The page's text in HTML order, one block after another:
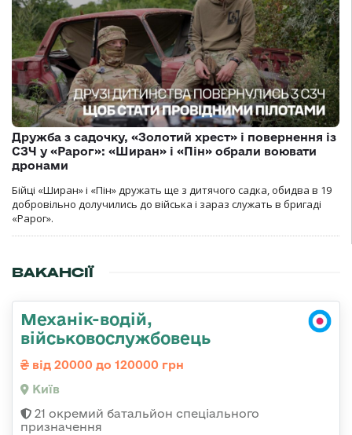
Дружба з садочку, «Золотий хрест» і повернення із
СЗЧ у «Рарог»: «Ширан» і «Пін» обрали воювати
дронами
Бійці «Ширан» і «Пін» дружать ще з дитячого садка, обидва в 19
добровільно долучились до війська і зараз служать в бригаді
«Рарог».
ВАКАНСІЇ
Механік-водій,
військовослужбовець
від 20000 до 120000 грн
Київ
21 окремий батальйон спеціального
призначення